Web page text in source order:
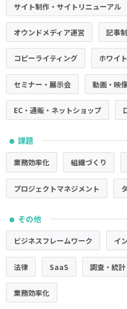
サイト制作・サイトリニューアル
オウンドメディア運営 記事
コピーライティング ホワイ
セミナー・展示会 動画・映
EC・通販・ネットショップ
● 課題
業務効率化 組織づくり
プロジェクトマネジメント
● その他
ビジネスフレームワーク イ
法律 SaaS 調査・統計
業務効率化